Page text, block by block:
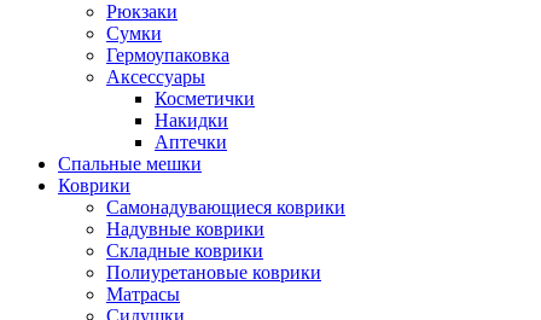
Рюкзаки
Сумки
Гермоупаковка
Аксессуары
Косметички
Накидки
Аптечки
Спальные мешки
Коврики
Самонадувающиеся коврики
Надувные коврики
Складные коврики
Полиуретановые коврики
Матрасы
Сидушки